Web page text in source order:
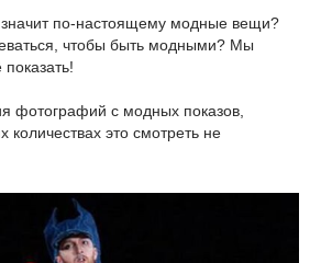
значит по-настоящему модные вещи?
чтобы быть модными? Мы
фотографий с модных показов,
количествах это смотреть не